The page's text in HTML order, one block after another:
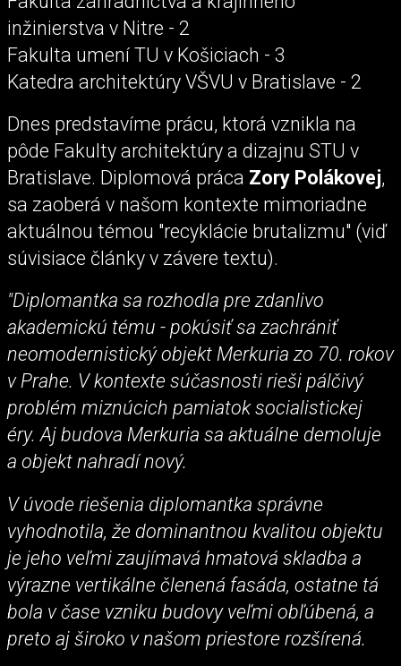
inžinierstva v Nitre - 2
Fakulta umení TU v Košiciach - 3
Katedra architektúry VŠVU v Bratislave - 2
Dnes predstavíme prácu, ktorá vznikla na
pôde Fakulty architektúry a dizajnu STU v
Bratislave. Diplomová práca Zory Polákovej,
sa zaoberá v našom kontexte mimoriadne
aktuálnou témou "recyklácie brutalizmu" (viď
súvisiace články v závere textu).
"Diplomantka sa rozhodla pre zdanlivo
akademickú tému - pokúsiť sa zachrániť
neomodernistický objekt Merkuria zo 70. rokov
v Prahe. V kontexte súčasnosti rieši pálčivý
problém miznúcich pamiatok socialistickej
éry. Aj budova Merkuria sa aktuálne demoluje
a objekt nahradí nový.
V úvode riešenia diplomantka správne
vyhodnotila, že dominantnou kvalitou objektu
je jeho veľmi zaujímavá hmatová skladba a
výrazne vertikálne členená fasáda, ostatne tá
bola v čase vzniku budovy veľmi obľúbená, a
preto aj široko v našom priestore rozšírená.